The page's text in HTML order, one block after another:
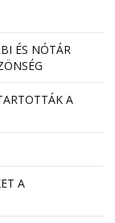
ÉS NÓTÁR
A
A